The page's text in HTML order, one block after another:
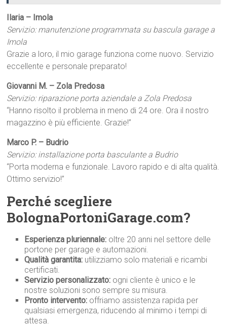
Ilaria – Imola
Servizio: manutenzione programmata su bascula garage a
Imola
Grazie a loro, il mio garage funziona come nuovo. Servizio
eccellente e personale preparato!
Giovanni M. – Zola Predosa
Servizio: riparazione porta aziendale a Zola Predosa
“Hanno risolto il problema in meno di 24 ore. Ora il nostro
magazzino è più efficiente. Grazie!”
Marco P. – Budrio
Servizio: installazione porta basculante a Budrio
“Porta moderna e funzionale. Lavoro rapido e di alta qualità.
Ottimo servizio!”
Perché scegliere
BolognaPortoniGarage.com?
Esperienza pluriennale: oltre 20 anni nel settore delle
portone per garage e automazioni.
Qualità garantita: utilizziamo solo materiali e ricambi
certificati.
Servizio personalizzato: ogni cliente è unico e le
nostre soluzioni sono sempre su misura.
Pronto intervento: offriamo assistenza rapida per
qualsiasi emergenza, riducendo al minimo i tempi di
attesa.